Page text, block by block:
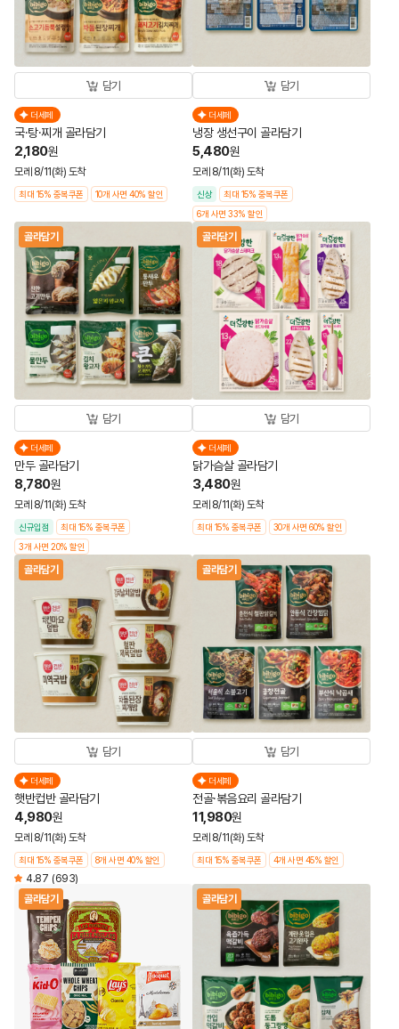
담기
더세페
국·탕·찌개 골라담기
2,180원
모레 8/11(화) 도착
최대 15% 중복쿠폰 10개 사면 40% 할인
담기
더세페
냉장 생선구이 골라담기
5,480원
모레 8/11(화) 도착
신상
최대 15% 중복쿠폰
6개 사면 33% 할인
골라담기
담기
더세페
만두 골라담기
8,780원
모레 8/11(화) 도착
신규입점
최대 15% 중복쿠폰
3개 사면 20% 할인
골라담기
담기
더세페
닭가슴살 골라담기
3,480원
모레 8/11(화) 도착
최대 15% 중복쿠폰 30개 사면 60% 할인
골라담기
담기
더세페
햇반컵반 골라담기
4,980원
모레 8/11(화) 도착
최대 15% 중복쿠폰 8개 사면 40% 할인
4.87 (693)
골라담기
담기
더세페
전골·볶음요리 골라담기
11,980원
모레 8/11(화) 도착
최대 15% 중복쿠폰 4개 사면 45% 할인
골라담기 골라담기